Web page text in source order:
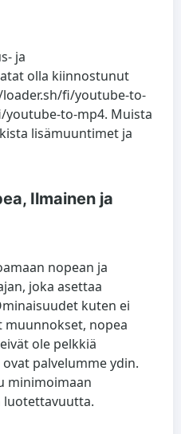
ja
olla kiinnostunut
fi/youtube-to-
to-mp4. Muista
lisämuuntimet ja
Ilmainen ja
nopean ja
joka asettaa
kuten ei
muunnokset, nopea
eivät ole pelkkiä
palvelumme ydin.
minimoimaan
luotettavuutta.